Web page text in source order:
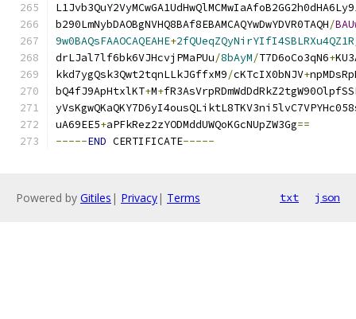
b290LmNybDAOBgNVHQ8BAf8EBAMCAQYwDwYDVR0TAQH/
9w0BAQsFAAOCAQEAHE+2fQUeqZQyNirYIfI4SBLRXu4QZ1R
drLJal7lf6bk6VJHcvjPMaPUu/8bAyM/T7D6oCo3qN6+
kkd7ygQsk3Qwt2tqnLLkJGffxM9/cKTcIX0bNJV+
bQ4fJ9ApHtxlKT+M+
uA69EE5+aPFkRez2zYODMddUWQoKGcNUpZW3Gg==
-----END CERTIFICATE-----
Powered by Gitiles | Privacy| Terms txt json